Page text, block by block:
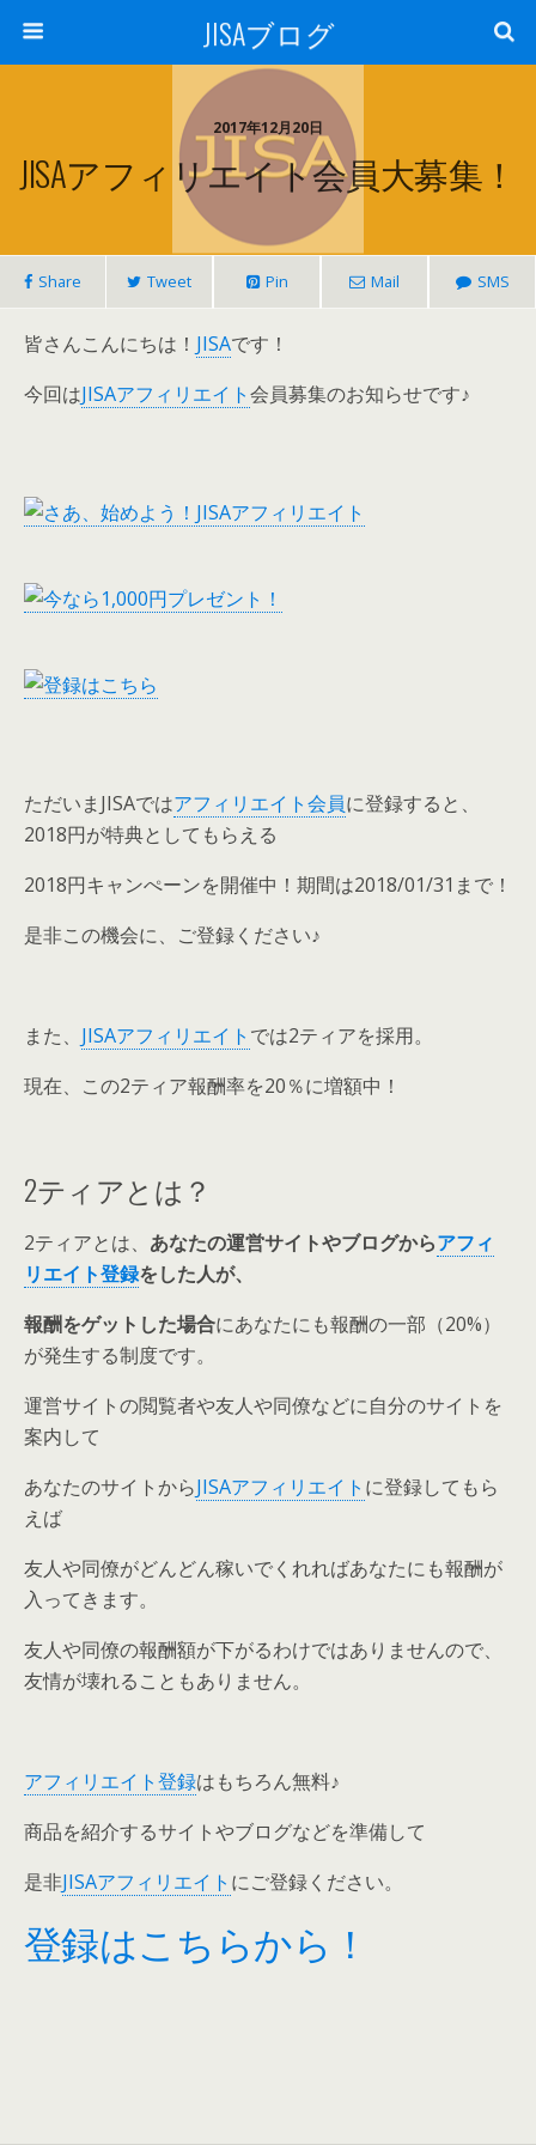
JISAブログ
2017年12月20日
JISAアフィリエイト会員大募集！
Share Tweet Pin Mail SMS
皆さんこんにちは！ JISAです！
今回はJISAアフィリエイト会員募集のお知らせです♪
ただいまJISAではアフィリエイト会員に登録すると、
2018円が特典としてもらえる
2018円キャンぺーンを開催中！期間は2018/01/31まで！
是非この機会に、ご登録ください♪
また、 JISAアフィリエイト では2ティアを採用。
現在、この2ティア報酬率を20％に増額中！
2ティアとは？
2ティアとは、 あなたの運営サイトやブログからアフィ
リエイト登録をした人が、
報酬をゲットした場合にあなたにも報酬の一部（20%）
が発生する制度です。
運営サイトの閲覧者や友人や同僚などに自分のサイトを
案内して
あなたのサイトからJISAアフィリエイト に登録してもら
えば
友人や同僚がどんどん稼いでくれればあなたにも報酬が
入ってきます。
友人や同僚の報酬額が下がるわけではありませんので、
友情が壊れることもありません。
アフィリエイト登録はもちろん無料♪
商品を紹介するサイトやブログなどを準備して
是非JISAアフィリエイト にご登録ください。
登録はこちらから！